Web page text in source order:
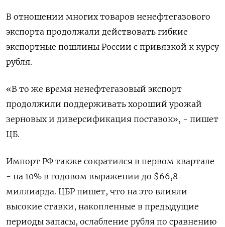
В отношении многих товаров ненефтегазового
экспорта продолжали действовать гибкие
экспортные пошлины России с привязкой к курсу
рубля.
«В то же время ненефтегазовый экспорт
продолжили поддерживать хороший урожай
зерновых и диверсификация поставок», - пишет
ЦБ.
Импорт РФ также сократился в первом квартале
- на 10% в годовом выражении до $66,8
миллиарда. ЦБР пишет, что на это влияли
высокие ставки, накопленные в предыдущие
периоды запасы, ослабление рубля по сравнению